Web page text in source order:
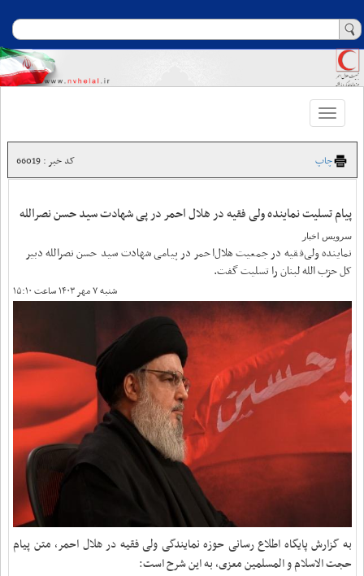
Toggle
navigation
چاپ کد خبر : 66019
پیام تسلیت نماینده ولی فقیه در هلال احمر در پی شهادت سید حسن نصرالله
سرویس اخبار
نماینده ولی‌فقیه در جمعیت هلال‌احمر در پیامی شهادت سید حسن نصرالله دبیر
کل حزب الله لبنان را تسلیت گفت.
شنبه ۷ مهر ۱۴۰۳ ساعت ۱۵:۱۰
به گزارش پایگاه اطلاع رسانی حوزه نمایندگی ولی فقیه در هلال احمر، متن پیام
حجت الاسلام و المسلمین معزی، به این شرح است: